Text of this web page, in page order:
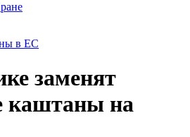
в ЕС
заменят
каштаны на